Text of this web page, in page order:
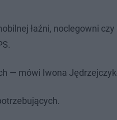
łaźni, noclegowni
— mówi Iwona